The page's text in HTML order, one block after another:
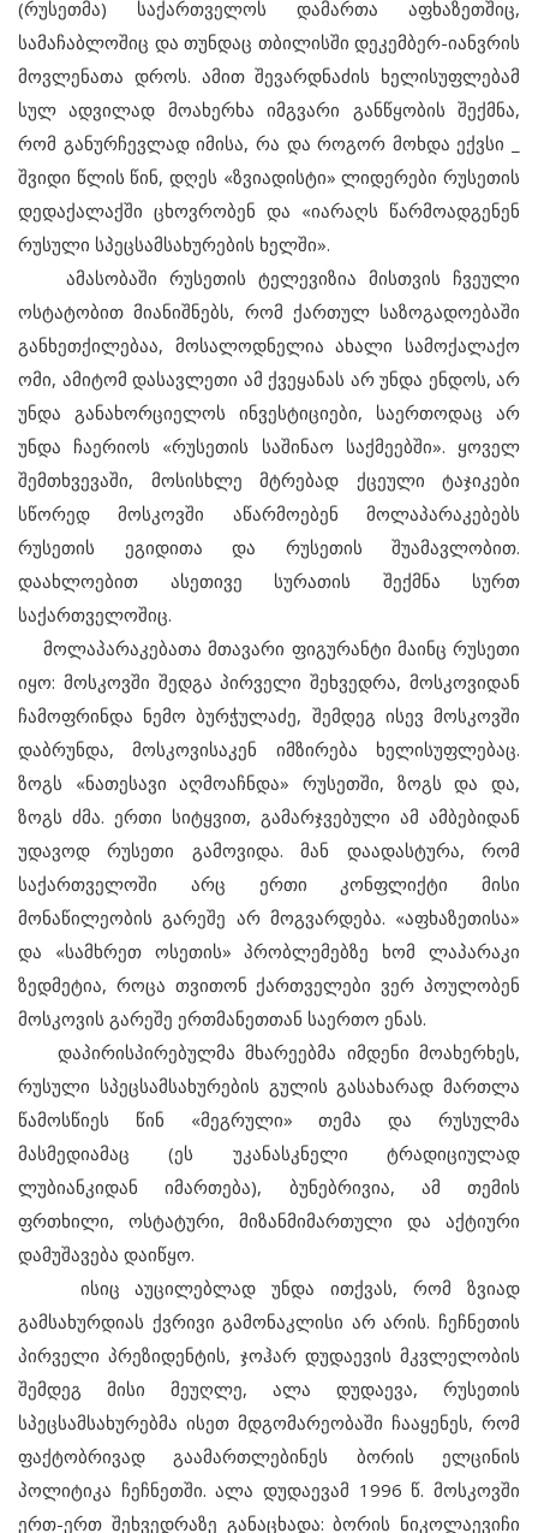
(რუსეთმა) საქართველოს დამართა აფხაზეთშიც,
სამაჩაბლოშიც და თუნდაც თბილისში დეკემბერ-იანვრის
მოვლენათა დროს. ამით შევარდნაძის ხელისუფლებამ
სულ ადვილად მოახერხა იმგვარი განწყობის შექმნა,
რომ განურჩევლად იმისა, რა და როგორ მოხდა ექვსი _
შვიდი წლის წინ, დღეს «ზვიადისტი» ლიდერები რუსეთის
დედაქალაქში ცხოვრობენ და «იარაღს წარმოადგენენ
რუსული სპეცსამსახურების ხელში».
ამასობაში რუსეთის ტელევიზია მისთვის ჩვეული
ოსტატობით მიანიშნებს, რომ ქართულ საზოგადოებაში
განხეთქილებაა, მოსალოდნელია ახალი სამოქალაქო
ომი, ამიტომ დასავლეთი ამ ქვეყანას არ უნდა ენდოს, არ
უნდა განახორციელოს ინვესტიციები, საერთოდაც არ
უნდა ჩაერიოს «რუსეთის საშინაო საქმეებში». ყოველ
შემთხვევაში, მოსისხლე მტრებად ქცეული ტაჯიკები
სწორედ მოსკოვში აწარმოებენ მოლაპარაკებებს
რუსეთის ეგიდითა და რუსეთის შუამავლობით.
დაახლოებით ასეთივე სურათის შექმნა სურთ
საქართველოშიც.
მოლაპარაკებათა მთავარი ფიგურანტი მაინც რუსეთი
იყო: მოსკოვში შედგა პირველი შეხვედრა, მოსკოვიდან
ჩამოფრინდა ნემო ბურჭულაძე, შემდეგ ისევ მოსკოვში
დაბრუნდა, მოსკოვისაკენ იმზირება ხელისუფლებაც.
ზოგს «ნათესავი აღმოაჩნდა» რუსეთში, ზოგს და და,
ზოგს ძმა. ერთი სიტყვით, გამარჯვებული ამ ამბებიდან
უდავოდ რუსეთი გამოვიდა. მან დაადასტურა, რომ
საქართველოში არც ერთი კონფლიქტი მისი
მონაწილეობის გარეშე არ მოგვარდება. «აფხაზეთისა»
და «სამხრეთ ოსეთის» პრობლემებზე ხომ ლაპარაკი
ზედმეტია, როცა თვითონ ქართველები ვერ პოულობენ
მოსკოვის გარეშე ერთმანეთთან საერთო ენას.
დაპირისპირებულმა მხარეებმა იმდენი მოახერხეს,
რუსული სპეცსამსახურების გულის გასახარად მართლა
წამოსწიეს წინ «მეგრული» თემა და რუსულმა
მასმედიამაც (ეს უკანასკნელი ტრადიციულად
ლუბიანკიდან იმართება), ბუნებრივია, ამ თემის
ფრთხილი, ოსტატური, მიზანმიმართული და აქტიური
დამუშავება დაიწყო.
ისიც აუცილებლად უნდა ითქვას, რომ ზვიად
გამსახურდიას ქვრივი გამონაკლისი არ არის. ჩეჩნეთის
პირველი პრეზიდენტის, ჯოჰარ დუდაევის მკვლელობის
შემდეგ მისი მეუღლე, ალა დუდაევა, რუსეთის
სპეცსამსახურებმა ისეთ მდგომარეობაში ჩააყენეს, რომ
ფაქტობრივად გაამართლებინეს ბორის ელცინის
პოლიტიკა ჩეჩნეთში. ალა დუდაევამ 1996 წ. მოსკოვში
ერთ-ერთ შეხვედრაზე განაცხადა: ბორის ნიკოლაევიჩი